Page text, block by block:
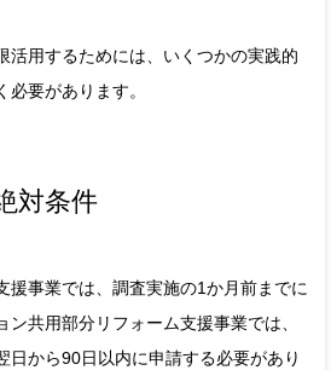
活用するためには、いくつかの実践的
要があります。
対条件
援事業では、調査実施の1か月前までに
共用部分リフォーム支援事業では、
日から90日以内に申請する必要があり